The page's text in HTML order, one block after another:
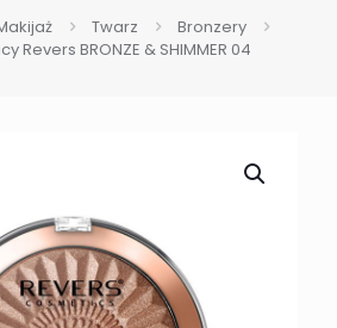
Twarz
Bronzery
Revers BRONZE & SHIMMER 04